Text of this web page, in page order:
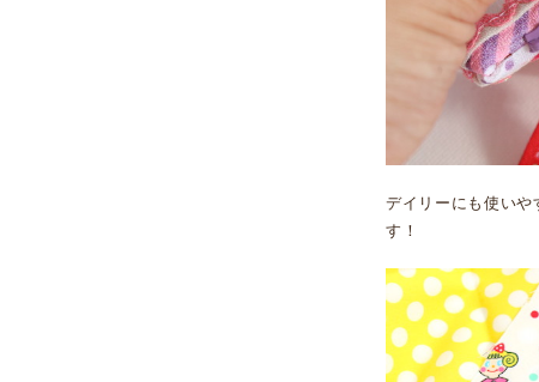
デイリーにも使い
す！